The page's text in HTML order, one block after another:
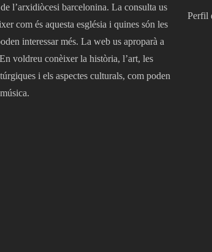
l’arxidiòcesi barcelonina. La consulta us
com és aquesta església i quines són les
interessar més. La web us aproparà a
voldreu conèixer la història, l’art, les
i els aspectes culturals, com poden
Perfil